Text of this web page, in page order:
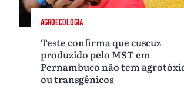
AGROECOLOGIA
Teste confirma que cuscuz
produzido pelo MST em
Pernambuco não tem
ou transgênicos